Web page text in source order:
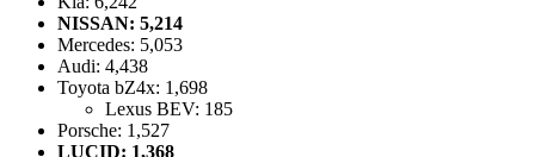
NISSAN: 5,214
Mercedes: 5,053
Audi: 4,438
Toyota bZ4x: 1,698
Lexus BEV: 185
Porsche: 1,527
LUCID: 1,368